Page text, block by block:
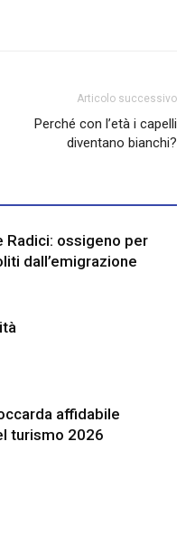
Articolo successivo
Perché con l’età i capelli
diventano bianchi?
Radici: ossigeno per
dall’emigrazione
affidabile
turismo 2026